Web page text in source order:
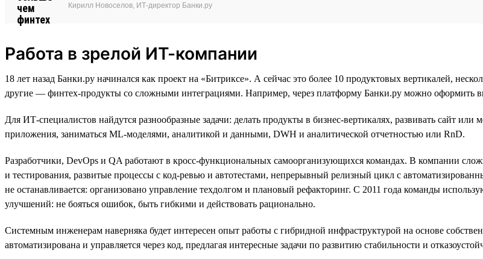
Кирилл Новоселов, ИТ-директор Банки.ру
Работа в зрелой ИТ-компании
18 лет назад Банки.ру начинался как проект на «Битриксе». А сейчас это более 10 продуктовых вертикалей,
другие — финтех-продукты со сложными интеграциями. Например, через платформу Банки.ру можно оформить
Для ИТ-специалистов найдутся разнообразные задачи: делать продукты в бизнес-вертикалях, развивать сайт
приложения, заниматься ML-моделями, аналитикой и данными, DWH и аналитической отчетностью или RnD.
Разработчики, DevOps и QA работают в кросс-функциональных самоорганизующихся командах. В компании
и тестирования, развитые процессы с код-ревью и автотестами, непрерывный релизный цикл с
не останавливается: организовано управление техдолгом и плановый рефакторинг. С 2011 года команды
улучшений: не бояться ошибок, быть гибкими и действовать рационально.
Системным инженерам наверняка будет интересен опыт работы с гибридной инфраструктурой на основе
автоматизирована и управляется через код, предлагая интересные задачи по развитию стабильности и